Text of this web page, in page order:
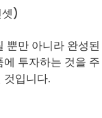
)
뿐만 아니라 완성된
투자하는 것을 주
것입니다.